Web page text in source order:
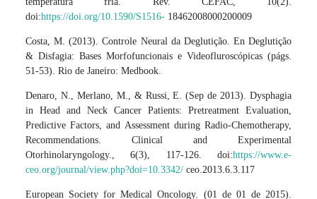
doi:https://doi.org/10.1590/S1516- 18462008000200009
Costa, M. (2013). Controle Neural da Deglutição. En Deglutição
& Disfagia: Bases Morfofuncionais e Videofluroscópicas (págs.
51-53). Rio de Janeiro: Medbook.
Denaro, N., Merlano, M., & Russi, E. (Sep de 2013). Dysphagia
in Head and Neck Cancer Patients: Pretreatment Evaluation,
Predictive Factors, and Assessment during Radio-Chemotherapy,
Recommendations. Clinical and Experimental
Otorhinolaryngology., 6(3), 117-126. doi:https://www.e-
ceo.org/journal/view.php?doi=10.3342/ ceo.2013.6.3.117
European Society for Medical Oncology. (01 de 01 de 2015).